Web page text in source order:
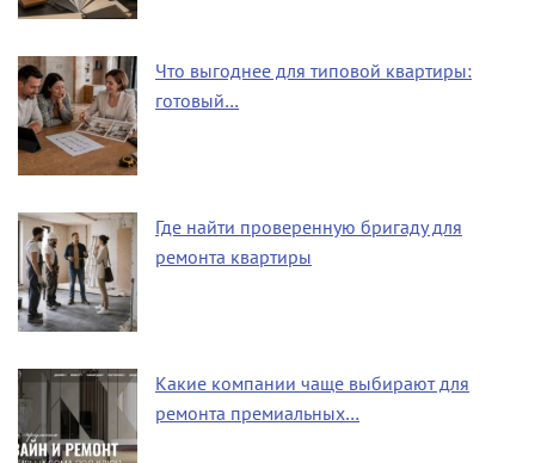
Что выгоднее для типовой квартиры:
готовый…
Где найти проверенную бригаду для
ремонта квартиры
Какие компании чаще выбирают для
ремонта премиальных…